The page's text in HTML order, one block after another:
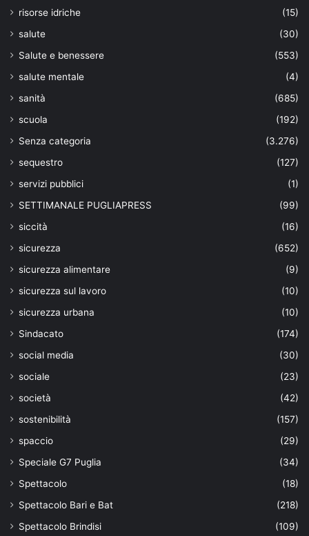
risorse idriche
(15)
salute
(30)
Salute e benessere
(553)
salute mentale
(4)
sanità
(685)
scuola
(192)
Senza categoria
(3.276)
sequestro
(127)
servizi pubblici
(1)
SETTIMANALE PUGLIAPRESS
(99)
siccità
(16)
sicurezza
(652)
sicurezza alimentare
(9)
sicurezza sul lavoro
(10)
sicurezza urbana
(10)
Sindacato
(174)
social media
(30)
sociale
(23)
società
(42)
sostenibilità
(157)
spaccio
(29)
Speciale G7 Puglia
(34)
Spettacolo
(18)
Spettacolo Bari e Bat
(218)
Spettacolo Brindisi
(109)